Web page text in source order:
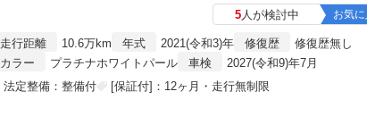
5人が検討中 お気
走行距離 10.6万km 年式 2021(令和3)年 修復歴
修復歴無し
カラー
プラチナホワイトパール 車検
2027(令和9)年7月
法定整備：整備付
[保証付]：12ヶ月・走行無制限